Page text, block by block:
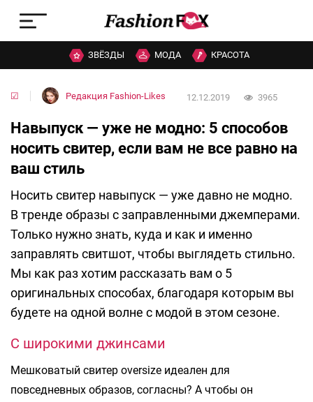
ЗВЁЗДЫ МОДА КРАСОТА
☑ Редакция Fashion-Likes 12.12.2019 3965
Навыпуск — уже не модно: 5 способов
носить свитер, если вам не все равно на
ваш стиль
Носить свитер навыпуск — уже давно не модно.
В тренде образы с заправленными джемперами.
Только нужно знать, куда и как и именно
заправлять свитшот, чтобы выглядеть стильно.
Мы как раз хотим рассказать вам о 5
оригинальных способах, благодаря которым вы
будете на одной волне с модой в этом сезоне.
С широкими джинсами
Мешковатый свитер oversize идеален для
повседневных образов, согласны? А чтобы он